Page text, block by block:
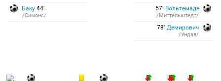
Баку 44′
/Симонс/
57′ Вольтемаде
/Миттельштедт/
78′ Демирович
/Ундав/